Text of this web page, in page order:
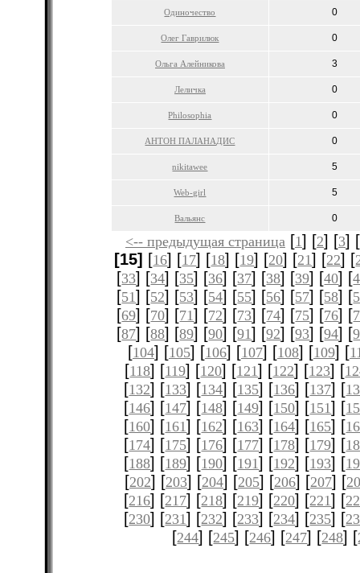
Одиночество 0
Олег Гаврилюк 0
Ольга Алейникова 3
Леличка 0
Philosophia 0
АНТОН ПАЛАНАДИС 0
nikitawee 5
Web-girl 5
Вальянс 0
<-- предыдущая страница [1] [2] [3] [
[15] [16] [17] [18] [19] [20] [21] [22] [
[33] [34] [35] [36] [37] [38] [39] [40] [
[51] [52] [53] [54] [55] [56] [57] [58] [
[69] [70] [71] [72] [73] [74] [75] [76] [
[87] [88] [89] [90] [91] [92] [93] [94] [
[104] [105] [106] [107] [108] [109] [
[118] [119] [120] [121] [122] [123] [
[132] [133] [134] [135] [136] [137] [
[146] [147] [148] [149] [150] [151] [
[160] [161] [162] [163] [164] [165] [
[174] [175] [176] [177] [178] [179] [
[188] [189] [190] [191] [192] [193] [
[202] [203] [204] [205] [206] [207] [
[216] [217] [218] [219] [220] [221] [
[230] [231] [232] [233] [234] [235] [
[244] [245] [246] [247] [248] [